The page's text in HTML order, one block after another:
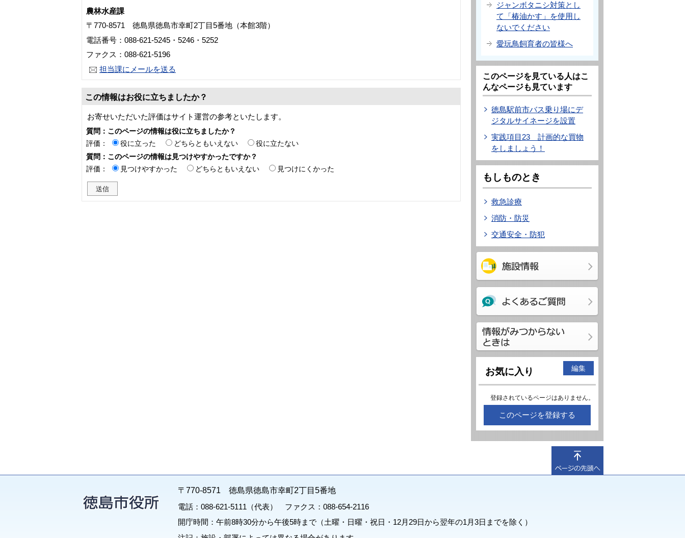
農林水産課
〒770-8571 徳島県徳島市幸町2丁目5番地（本館3階）
電話番号：088-621-5245・5246・5252
ファクス：088-621-5196
担当課にメールを送る
この情報はお役に立ちましたか？
お寄せいただいた評価はサイト運営の参考といたします。
質問：このページの情報は役に立ちましたか？
評価：
役に立った どちらともいえない
役に立たない
質問：このページの情報は見つけやすかったですか？
評価：
見つけやすかった どちらともいえない 見つけにくかった
ジャンボタニシ対策とし
て「椿油かす」を使用し
ないでください
愛玩鳥飼育者の皆様へ
このページを見ている人はこ
んなページも見ています
徳島駅前市バス乗り場にデ
ジタルサイネージを設置
実践項目23 計画的な買物
をしましょう！
もしものとき
救急診療
消防・防災
交通安全・防犯
お気に入り 編集
登録されているページはありません。
このページを登録する
〒770-8571 徳島県徳島市幸町2丁目5番地
電話：088-621-5111（代表） ファクス：088-654-2116
開庁時間：午前8時30分から午後5時まで（土曜・日曜・祝日・12月29日から翌年の1月3日までを除く）